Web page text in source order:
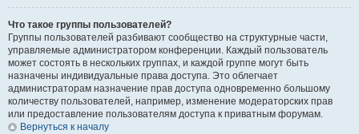
Что такое группы пользователей?
Группы пользователей разбивают сообщество на структурные части,
управляемые администратором конференции. Каждый пользователь
может состоять в нескольких группах, и каждой группе могут быть
назначены индивидуальные права доступа. Это облегчает
администраторам назначение прав доступа одновременно большому
количеству пользователей, например, изменение модераторских прав
или предоставление пользователям доступа к приватным форумам.
Вернуться к началу